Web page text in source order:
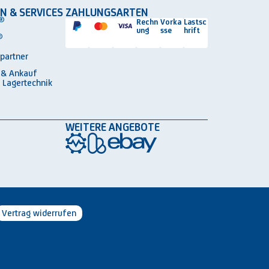
& SERVICES
Ankauf
ZAHLUNGSARTEN
Rechn
ung
Vorka
sse
Lastsc
hrift
WEITERE ANGEBOTE
Vertrag widerrufen